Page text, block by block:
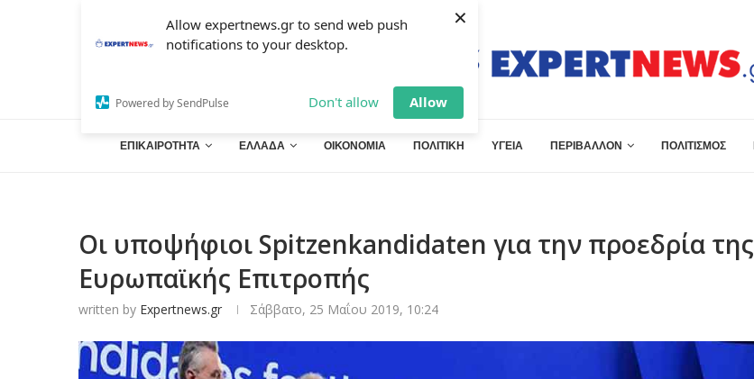
Allow expertnews.gr to send web push
notifications to your desktop.
Powered by SendPulse Don't allow Allow
×
ΕΠΙΚΑΙΡΟΤΗΤΑ ΕΛΛΑΔΑ ΟΙΚΟΝΟΜΙΑ ΠΟΛΙΤΙΚΗ ΥΓΕΙΑ ΠΕΡΙΒΑΛΛΟΝ ΠΟΛΙΤΙΣΜΟΣ
Οι υποψήφιοι Spitzenkandidaten για την προεδρία της
Ευρωπαϊκής Επιτροπής
written by Expertnews.gr Σάββατο, 25 Μαΐου 2019, 10:24